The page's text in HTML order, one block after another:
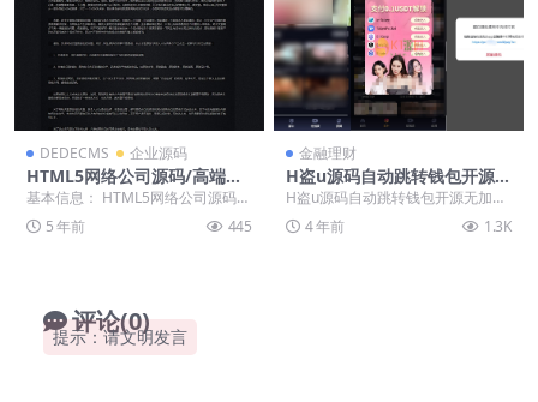
DEDECMS 企业源码
HTML5网络公司源码/高端大
气网络建站企业源码/织梦模板
基本信息： HTML5网络公司源码
高端大气网络建站企业源码 运行环
境：php+...
5 年前 445
金融理财
H盗u源码自动跳转钱包开源无
加密模板可二开
H盗u源码自动跳转钱包开源无加密
模板可二开 声明：此源码为网友分
享，使用用途仅限...
4 年前 1.3K
评论(0)
提示：请文明发言